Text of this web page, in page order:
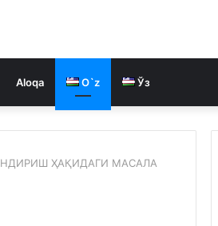
Aloqa O`z Ўз
ҲАҚИДАГИ МАСАЛА